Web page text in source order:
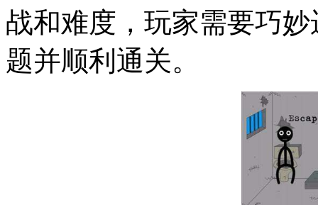
战和难度，玩家需要巧
题并顺利通关。